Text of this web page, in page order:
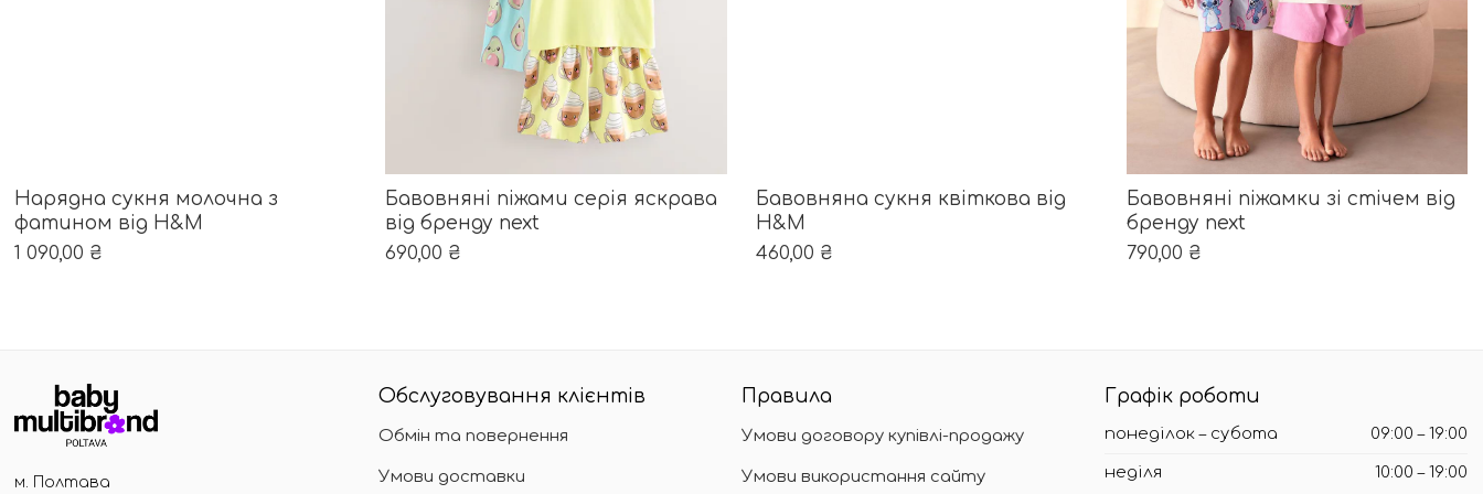
Цей товар має кілька варіантів. Параметри можна вибрати на сторінці товару
Нарядна сукня молочна з
фатином від Н&М
1 090,00 ₴
Цей товар має кілька варіантів. Параметри можна вибрати на сторінці товару
Бавовняні піжами серія яскрава
від бренду next
690,00 ₴
Цей товар має кілька варіантів. Параметри можна вибрати на сторінці товару
Бавовняна сукня квіткова від
Н&М
460,00 ₴
Цей товар має кілька варіантів.
Бавовняні піжамки зі стічем від
бренду next
790,00 ₴
м. Полтава
Обслуговування клієнтів
Обмін та повернення
Умови доставки
Правила
Умови договору купівлі-продажу
Умови використання сайту
Графік роботи
понеділок – субота 09:00 – 19:00
неділя 10:00 – 19:00